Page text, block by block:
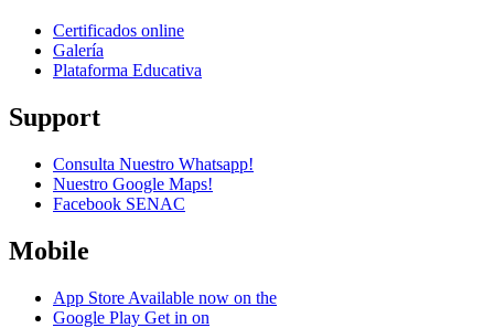
Certificados online
Galería
Plataforma Educativa
Support
Consulta Nuestro Whatsapp!
Nuestro Google Maps!
Facebook SENAC
Mobile
App Store Available now on the
Google Play Get in on